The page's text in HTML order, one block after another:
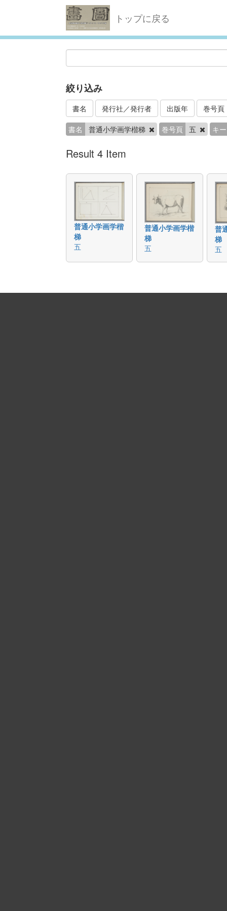
トップに戻る
絞り込み
書名 発行社／発行者 出版年 巻号頁
書名 普通小学画学楷梯 巻号頁 五 キ
Result 4 Item
普通小学画学楷
梯
五
普通小学画学楷
梯
五
普
梯
五